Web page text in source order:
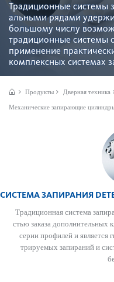
Традицио­нные сис­темы
альными рядами
большому числу
традицио­нные сис­темы
применение
комплексных сис­темах
Продукты Дверная техника
Механические запирающие
СИСТЕМА ЗАПИРАНИЯ
Традицио­нная сис­тема
стью заказа дополнительных
серии профилей и является
триру­емых запираний и